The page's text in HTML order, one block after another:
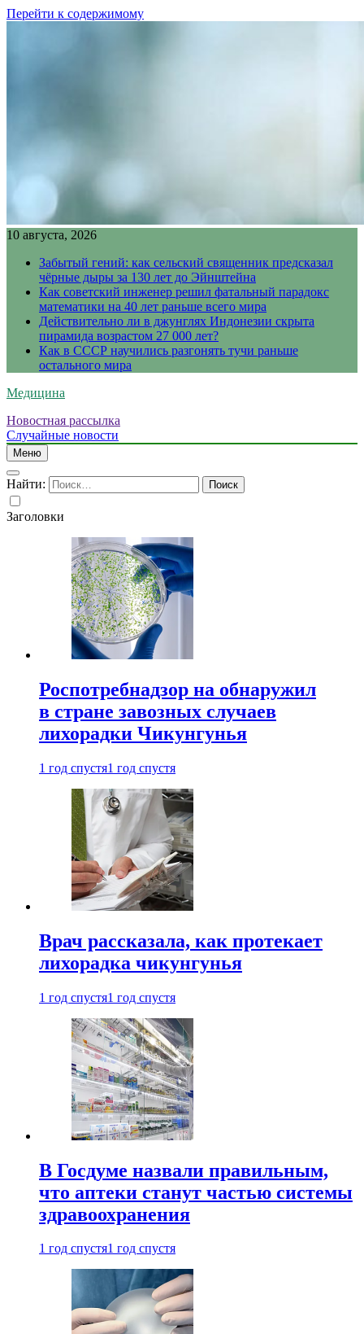
Перейти к содержимому
10 августа, 2026
Забытый гений: как сельский священник предсказал
чёрные дыры за 130 лет до Эйнштейна
Как советский инженер решил фатальный парадокс
математики на 40 лет раньше всего мира
Действительно ли в джунглях Индонезии скрыта
пирамида возрастом 27 000 лет?
Как в СССР научились разгонять тучи раньше
остального мира
Медицина
Новостная рассылка
Случайные новости
Меню
Найти:
Заголовки
Роспотребнадзор на обнаружил
в стране завозных случаев
лихорадки Чикунгунья
1 год спустя1 год спустя
Врач рассказала, как протекает
лихорадка чикунгунья
1 год спустя1 год спустя
В Госдуме назвали правильным,
что аптеки станут частью системы
здравоохранения
1 год спустя1 год спустя